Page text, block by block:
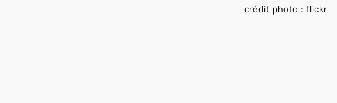
crédit photo : flickr